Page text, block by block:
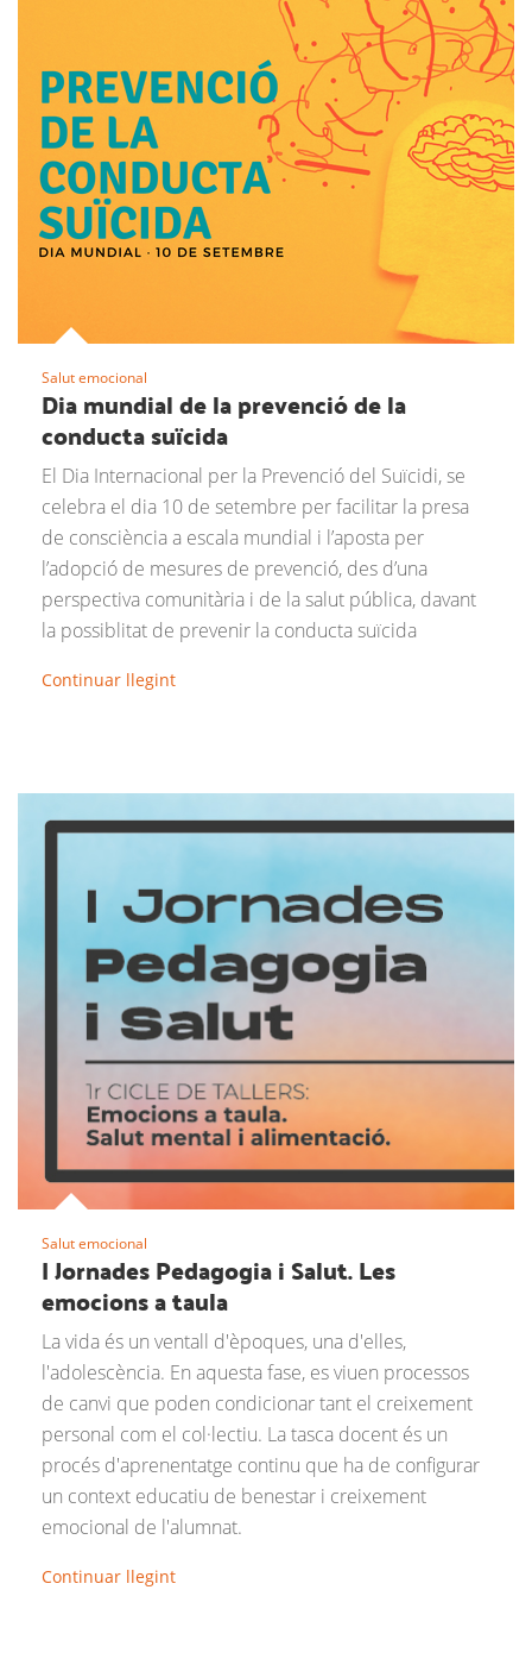
Salut emocional
Dia mundial de la prevenció de la
conducta suïcida
El Dia Internacional per la Prevenció del Suïcidi, se
celebra el dia 10 de setembre per facilitar la presa
de consciència a escala mundial i l’aposta per
l’adopció de mesures de prevenció, des d’una
perspectiva comunitària i de la salut pública, davant
la possiblitat de prevenir la conducta suïcida
Continuar llegint
Salut emocional
I Jornades Pedagogia i Salut. Les
emocions a taula
La vida és un ventall d'èpoques, una d'elles,
l'adolescència. En aquesta fase, es viuen processos
de canvi que poden condicionar tant el creixement
personal com el col·lectiu. La tasca docent és un
procés d'aprenentatge continu que ha de configurar
un context educatiu de benestar i creixement
emocional de l'alumnat.
Continuar llegint